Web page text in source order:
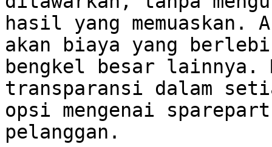
hasil yang
akan biaya yang
bengkel besar lainnya.
transparansi dalam
opsi mengenai
pelanggan.